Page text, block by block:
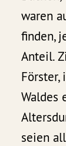
waren
finden,
Anteil.
Förster,
Waldes
seien